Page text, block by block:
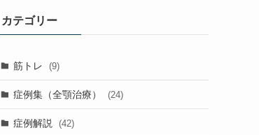
カテゴリー
筋トレ (9)
症例集（全顎治療） (24)
症例解説 (42)